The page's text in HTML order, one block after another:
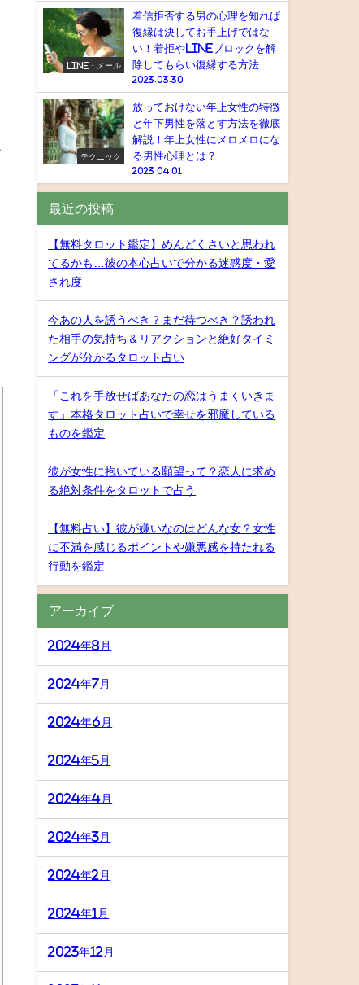
LINE・メール
着信拒否する男の心理を知れば
復縁は決してお手上げではな
い！着拒やlineブロックを解
除してもらい復縁する方法
2023.03.30
テクニック
放っておけない年上女性の特徴
と年下男性を落とす方法を徹底
解説！年上女性にメロメロにな
る男性心理とは？
2023.04.01
最近の投稿
【無料タロット鑑定】めんどくさいと思われ
てるかも…彼の本心占いで分かる迷惑度・愛
され度
今あの人を誘うべき？まだ待つべき？誘われ
た相手の気持ち＆リアクションと絶好タイミ
ングが分かるタロット占い
「これを手放せばあなたの恋はうまくいきま
す」本格タロット占いで幸せを邪魔している
ものを鑑定
彼が女性に抱いている願望って？恋人に求め
る絶対条件をタロットで占う
【無料占い】彼が嫌いなのはどんな女？女性
に不満を感じるポイントや嫌悪感を持たれる
行動を鑑定
アーカイブ
2024年8月
2024年7月
2024年6月
2024年5月
2024年4月
2024年3月
2024年2月
2024年1月
2023年12月